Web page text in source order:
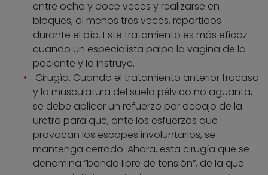
entre ocho y doce veces y realizarse en
bloques, al menos tres veces, repartidos
durante el día. Este tratamiento es más eficaz
cuando un especialista palpa la vagina de la
paciente y la instruye.
Cirugía. Cuando el tratamiento anterior fracasa
y la musculatura del suelo pélvico no aguanta,
se debe aplicar un refuerzo por debajo de la
uretra para que, ante los esfuerzos que
provocan los escapes involuntarios, se
mantenga cerrado. Ahora, esta cirugía que se
denomina “banda libre de tensión”, de la que